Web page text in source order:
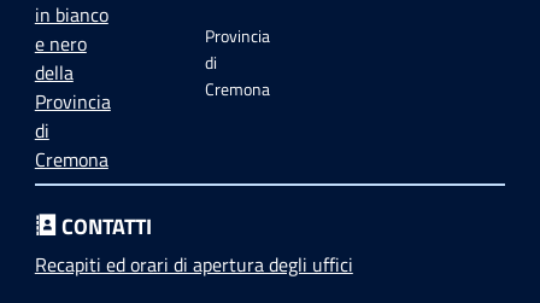
Provincia
di
Cremona
CONTATTI
Recapiti ed orari di apertura degli uffici